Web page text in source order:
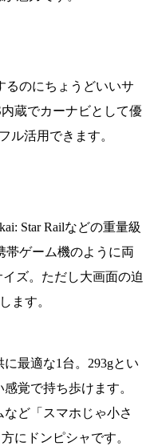
るのにちょうどいいサ
蔵でカーナビとして優
ル活用できます。
Star Railなどの重量級
帯ゲーム機のように両
ズ。ただし大画面の迫
ます。
最適な1台。293gとい
覚で持ち歩けます。
ど「スマホじゃ小さ
にドンピシャです。